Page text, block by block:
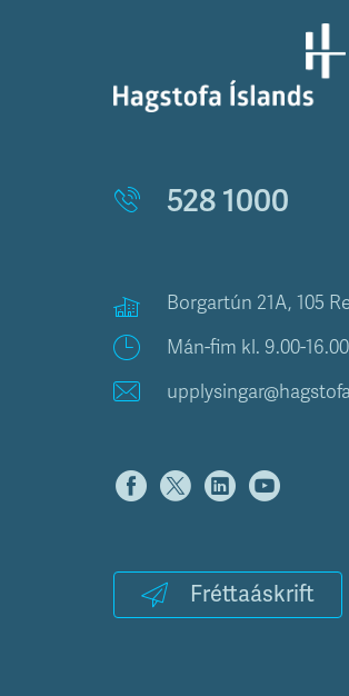
528 1000
Borgartún 21A, 105
Mán-fim kl. 9.00-
Fréttaáskrift